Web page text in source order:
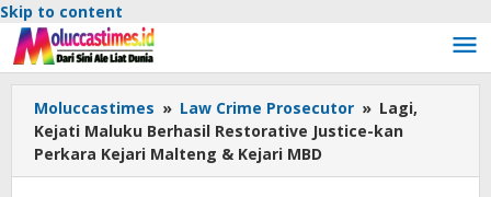
Skip to content
Moluccastimes » Law Crime Prosecutor » Lagi,
Kejati Maluku Berhasil Restorative Justice-kan
Perkara Kejari Malteng & Kejari MBD